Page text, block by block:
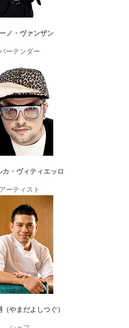
ノ・ヴァンザン
ーテンダー
カ・ヴィティエッロ
アーティスト
（やまだよしつぐ）